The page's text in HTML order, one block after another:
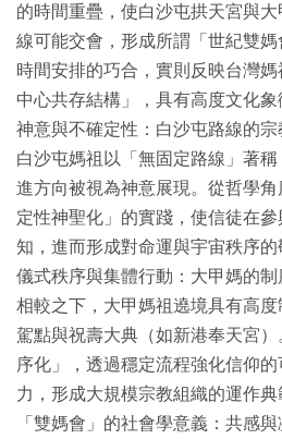
的時間重疊，使白沙屯拱天宮與
線可能交會，形成所謂「世紀雙
時間安排的巧合，實則反映台灣
中心共存結構」，具有高度文化象
神意與不確定性：白沙屯路線的宗
白沙屯媽祖以「無固定路線」著
進方向被視為神意展現。從哲學
定性神聖化」的實踐，使信徒在
知，進而形成對命運與宇宙秩序的
儀式秩序與集體行動：大甲媽的制
相較之下，大甲媽祖遶境具有高
駕點與祝壽大典（如新港奉天宮
序化」，透過穩定流程強化信仰
力，形成大規模宗教組織的運作典
「雙媽會」的社會學意義：共感